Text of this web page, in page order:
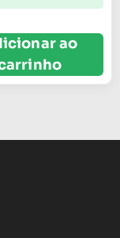
ao